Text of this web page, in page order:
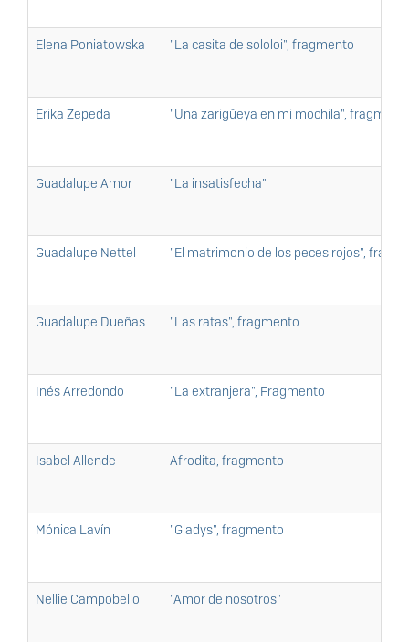
Elena Poniatowska "La casita de sololoi", fragmento
Erika Zepeda "Una zarigüeya en mi mochila",
Guadalupe Amor "La insatisfecha"
Guadalupe Nettel "El matrimonio de los peces rojos",
Guadalupe Dueñas "Las ratas", fragmento
Inés Arredondo "La extranjera", Fragmento
Isabel Allende Afrodita, fragmento
Mónica Lavín "Gladys", fragmento
Nellie Campobello "Amor de nosotros"